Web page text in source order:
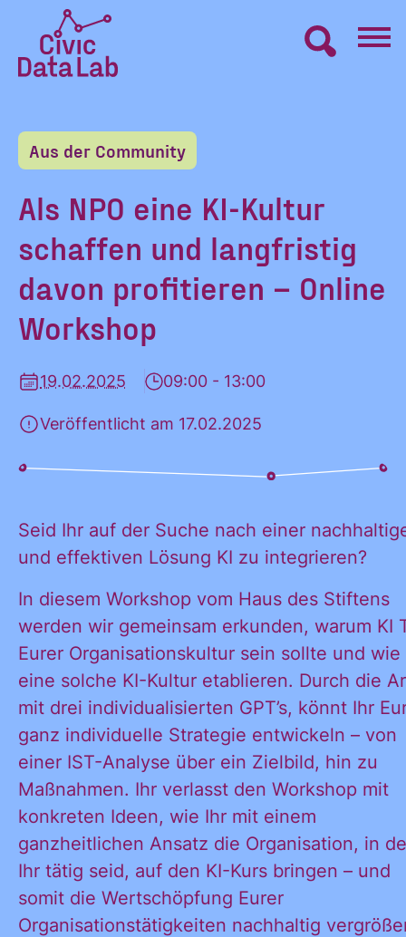
Inhalt
springen
Lab
Startseite
LERNEN
MACHEN
BLOG
ÜBER UNS
Aus der Community
Als NPO eine KI-Kultur
schaffen und langfristig
davon profitieren – Online
Workshop
19.02.2025 09:00 - 13:00
Veröffentlicht am 17.02.2025
Seid Ihr auf der Suche nach einer
und effektiven Lösung KI zu integrieren?
In diesem Workshop vom Haus des Stiftens
werden wir gemeinsam erkunden, warum KI
Eurer Organisationskultur sein sollte und wie
eine solche KI-Kultur etablieren. Durch die
mit drei individualisierten GPT’s, könnt Ihr
ganz individuelle Strategie entwickeln – von
einer IST-Analyse über ein Zielbild, hin zu
Maßnahmen. Ihr verlasst den Workshop mit
konkreten Ideen, wie Ihr mit einem
ganzheitlichen Ansatz die Organisation, in
Ihr tätig seid, auf den KI-Kurs bringen – und
somit die Wertschöpfung Eurer
Organisationstätigkeiten nachhaltig